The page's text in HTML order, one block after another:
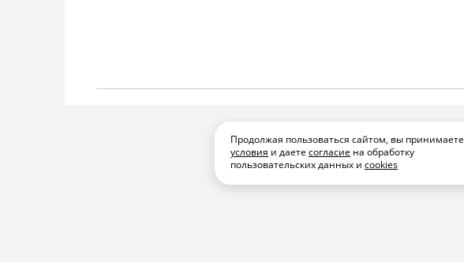
Продолжая пользоваться сайтом, вы принимаете
условия и даете согласие на обработку
пользовательских данных и cookies